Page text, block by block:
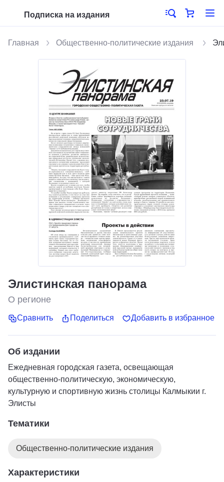
Подписка на издания
Главная Общественно-политические издания
Элистинская панорама
О регионе
Сравнить Поделиться Добавить в избранное
Об издании
Ежедневная городская газета, освещающая
общественно-политическую, экономическую,
культурную и спортивную жизнь столицы Калмыкии г.
Элисты
Тематики
Общественно-политические издания
Характеристики